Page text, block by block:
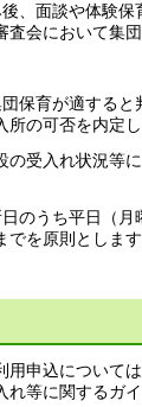
、面談や体験保
査会において集
保育が適すると
の可否を内定し
入れ状況等に
のうち平日（月
を原則とします
申込について
れ等に関するガ